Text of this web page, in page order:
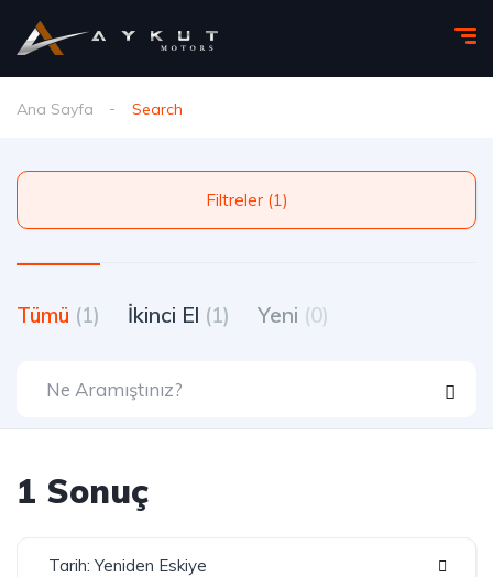
Ana Sayfa Search
Filtreler (1)
Tümü (1) İkinci El (1) Yeni (0)
1 Sonuç
Tarih: Yeniden Eskiye